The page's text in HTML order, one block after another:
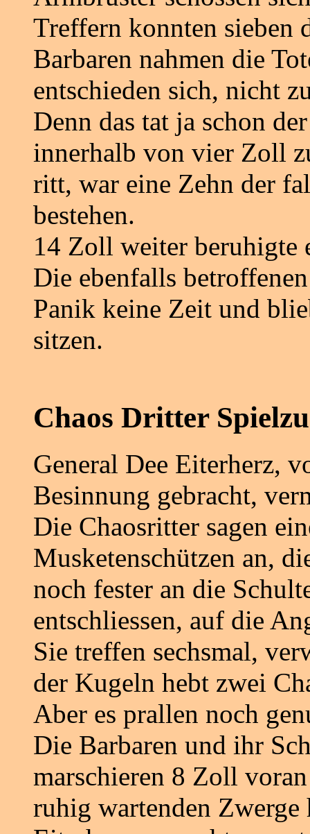
Treffern konnten sieben
Barbaren nahmen die
entschieden sich, nicht
Denn das tat ja schon
innerhalb von vier Zoll
ritt, war eine Zehn der
bestehen.
14 Zoll weiter beruhigte
Die ebenfalls
Panik keine Zeit und
sitzen.
Chaos Dritter
General Dee Eiterherz,
Besinnung gebracht,
Die Chaosritter sagen
Musketenschützen an,
noch fester an die
entschliessen, auf die
Sie treffen sechsmal,
der Kugeln hebt zwei
Aber es prallen noch
Die Barbaren und ihr
marschieren 8 Zoll
ruhig wartenden Zwerge